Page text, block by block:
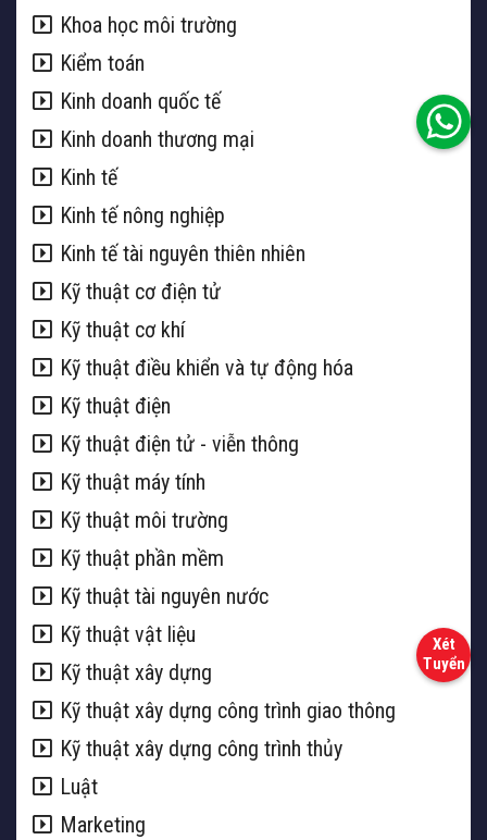
Khoa học môi trường
Kiểm toán
Kinh doanh quốc tế
Kinh doanh thương mại
Kinh tế
Kinh tế nông nghiệp
Kinh tế tài nguyên thiên nhiên
Kỹ thuật cơ điện tử
Kỹ thuật cơ khí
Kỹ thuật điều khiển và tự động hóa
Kỹ thuật điện
Kỹ thuật điện tử - viễn thông
Kỹ thuật máy tính
Kỹ thuật môi trường
Kỹ thuật phần mềm
Kỹ thuật tài nguyên nước
Kỹ thuật vật liệu
Kỹ thuật xây dựng
Kỹ thuật xây dựng công trình giao thông
Kỹ thuật xây dựng công trình thủy
Luật
Marketing